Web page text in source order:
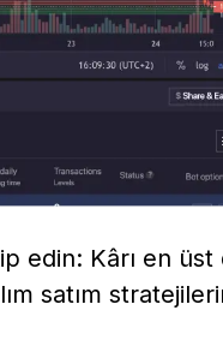
edin: Kârı en
satım